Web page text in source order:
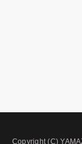
Copyright (C)